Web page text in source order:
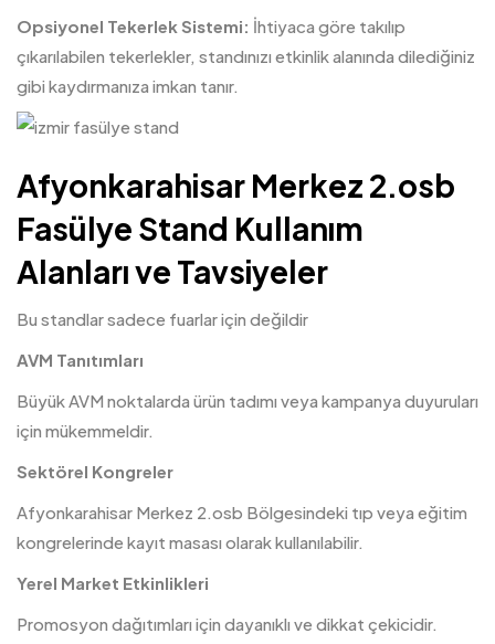
Opsiyonel Tekerlek Sistemi: İhtiyaca göre takılıp
çıkarılabilen tekerlekler, standınızı etkinlik alanında dilediğiniz
gibi kaydırmanıza imkan tanır.
Afyonkarahisar Merkez 2.osb
Fasülye Stand Kullanım
Alanları ve Tavsiyeler
Bu standlar sadece fuarlar için değildir
AVM Tanıtımları
Büyük AVM noktalarda ürün tadımı veya kampanya duyuruları
için mükemmeldir.
Sektörel Kongreler
Afyonkarahisar Merkez 2.osb Bölgesindeki tıp veya eğitim
kongrelerinde kayıt masası olarak kullanılabilir.
Yerel Market Etkinlikleri
Promosyon dağıtımları için dayanıklı ve dikkat çekicidir.